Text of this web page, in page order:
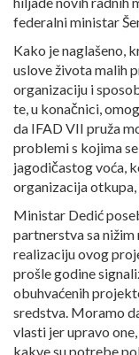
federalni ministar
Kako je naglašeno,
uslove života malih
organizaciju i
te, u konačnici,
da IFAD VII pruža
problemi s kojima
jagodičastog voća,
organizacija
Ministar Dedić
partnerstva sa nižim
realizaciju ovog
prošle godine
obuhvaćenih
sredstva. Moramo
vlasti jer upravo
kakve su potrebe